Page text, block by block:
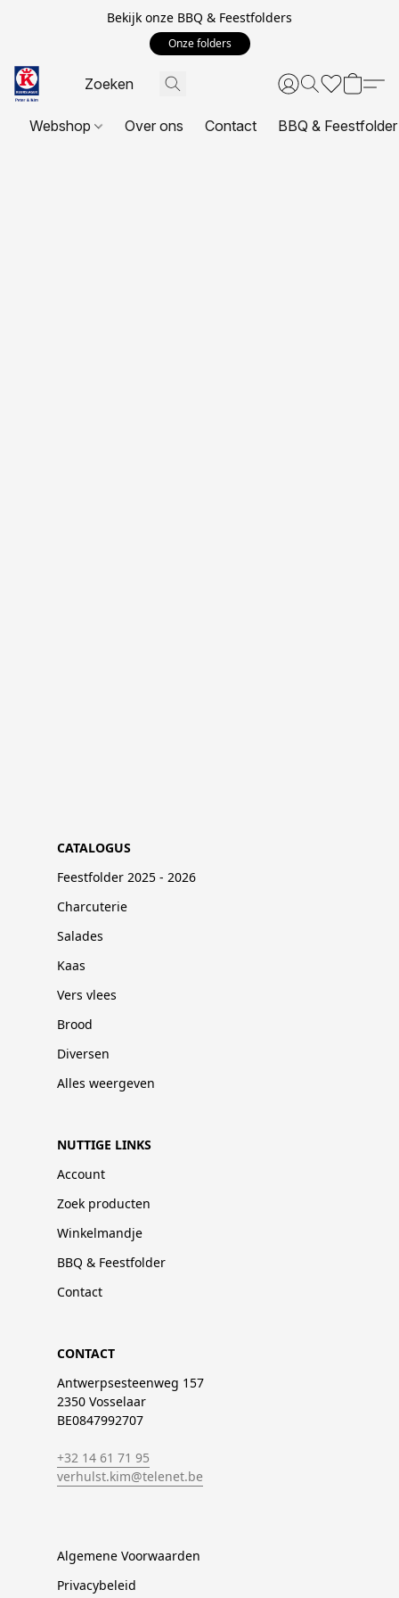
Bekijk onze BBQ & Feestfolders
Onze folders
Webshop Over ons Contact BBQ & Feestfolder
CATALOGUS
Feestfolder 2025 - 2026
Charcuterie
Salades
Kaas
Vers vlees
Brood
Diversen
Alles weergeven
NUTTIGE LINKS
Account
Zoek producten
Winkelmandje
BBQ & Feestfolder
Contact
CONTACT
Antwerpsesteenweg 157
2350 Vosselaar
BE0847992707
+32 14 61 71 95
verhulst.kim@telenet.be
Algemene Voorwaarden
Privacybeleid